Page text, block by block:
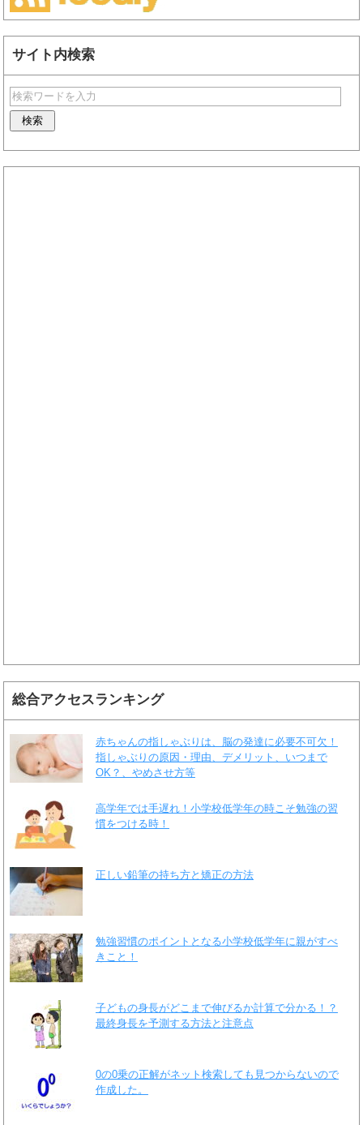
サイト内検索
総合アクセスランキング
赤ちゃんの指しゃぶりは、脳の発達に必要不可欠！
指しゃぶりの原因・理由、デメリット、いつまで
OK？、やめさせ方等
高学年では手遅れ！小学校低学年の時こそ勉強の習
慣をつける時！
正しい鉛筆の持ち方と矯正の方法
勉強習慣のポイントとなる小学校低学年に親がすべ
きこと！
子どもの身長がどこまで伸びるか計算で分かる！？
最終身長を予測する方法と注意点
0の0乗の正解がネット検索しても見つからないので
作成した。